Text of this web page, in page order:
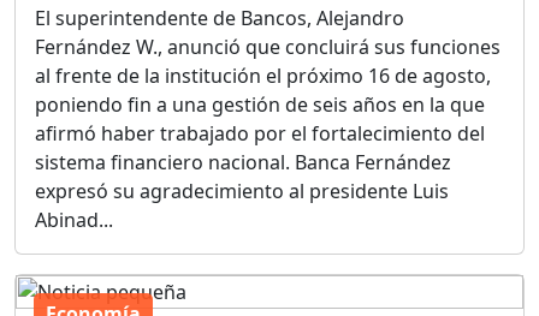
El superintendente de Bancos, Alejandro
Fernández W., anunció que concluirá sus funciones
al frente de la institución el próximo 16 de agosto,
poniendo fin a una gestión de seis años en la que
afirmó haber trabajado por el fortalecimiento del
sistema financiero nacional. Banca Fernández
expresó su agradecimiento al presidente Luis
Abinad...